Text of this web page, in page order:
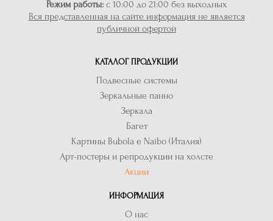
Режим работы: с 10:00 до 21:00 без выходных
Вся представленная на сайте информация не является
публичной офертой
КАТАЛОГ ПРОДУКЦИИ
Подвесные системы
Зеркальные панно
Зеркала
Багет
Картины Bubola e Naibo (Италия)
Арт-постеры и репродукции на холсте
Акции
ИНФОРМАЦИЯ
О нас